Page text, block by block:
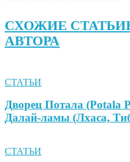
СХОЖИЕ СТАТЬИ
АВТОРА
СТАТЬИ
Дворец Потала (Potala
Далай-ламы (Лхаса,
СТАТЬИ